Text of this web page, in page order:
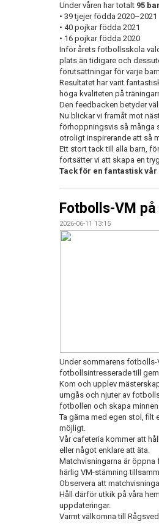
Under våren har totalt 95
• 39 tjejer födda 2020–2021
• 40 pojkar födda 2021
• 16 pojkar födda 2020
Inför årets fotbollsskola
plats än tidigare och
förutsättningar för varje
Resultatet har varit
höga kvaliteten på
Den feedbacken betyder
Nu blickar vi framåt mot
förhoppningsvis så många
otroligt inspirerande att så
Ett stort tack till alla barn,
fortsätter vi att skapa en
Tack för en fantastisk
Fotbolls-VM
2026-06-11 13:15
Under sommarens fotbolls-
fotbollsintresserade till
Kom och upplev
umgås och njuter av
fotbollen och skapa
Ta gärna med egen stol, filt
möjligt.
Vår cafeteria kommer att
eller något enklare att äta.
Matchvisningarna är
härlig VM-stämning
Observera att
Håll därför utkik på våra
uppdateringar.
Varmt välkomna till